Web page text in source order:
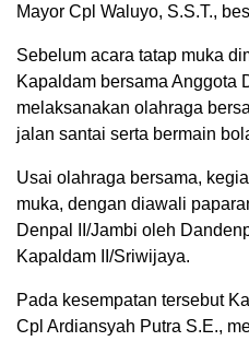
Mayor Cpl Waluyo, S.S.T.,
Sebelum acara tatap muka
Kapaldam bersama Anggota
melaksanakan olahraga
jalan santai serta bermain
Usai olahraga bersama,
muka, dengan diawali
Denpal II/Jambi oleh
Kapaldam II/Sriwijaya.
Pada kesempatan tersebut
Cpl Ardiansyah Putra S.E.,